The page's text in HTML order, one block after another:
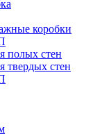
коробки
полых стен
твердых стен